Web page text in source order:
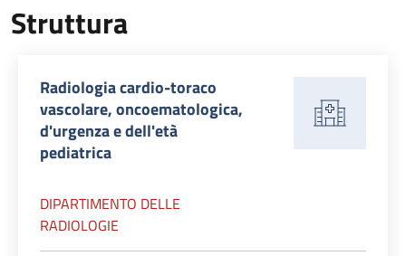
Struttura
Radiologia cardio-toraco
vascolare, oncoematologica,
d'urgenza e dell'età
pediatrica
DIPARTIMENTO DELLE
RADIOLOGIE